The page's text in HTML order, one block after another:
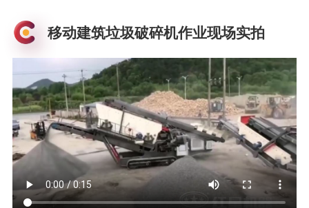
移动建筑垃圾破碎机作业现场实拍